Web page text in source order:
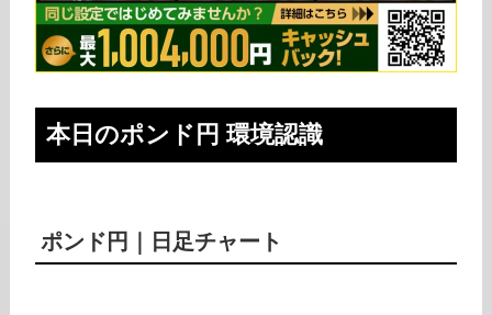
本日のポンド円 環境認識
ポンド円 ｜日足チャート